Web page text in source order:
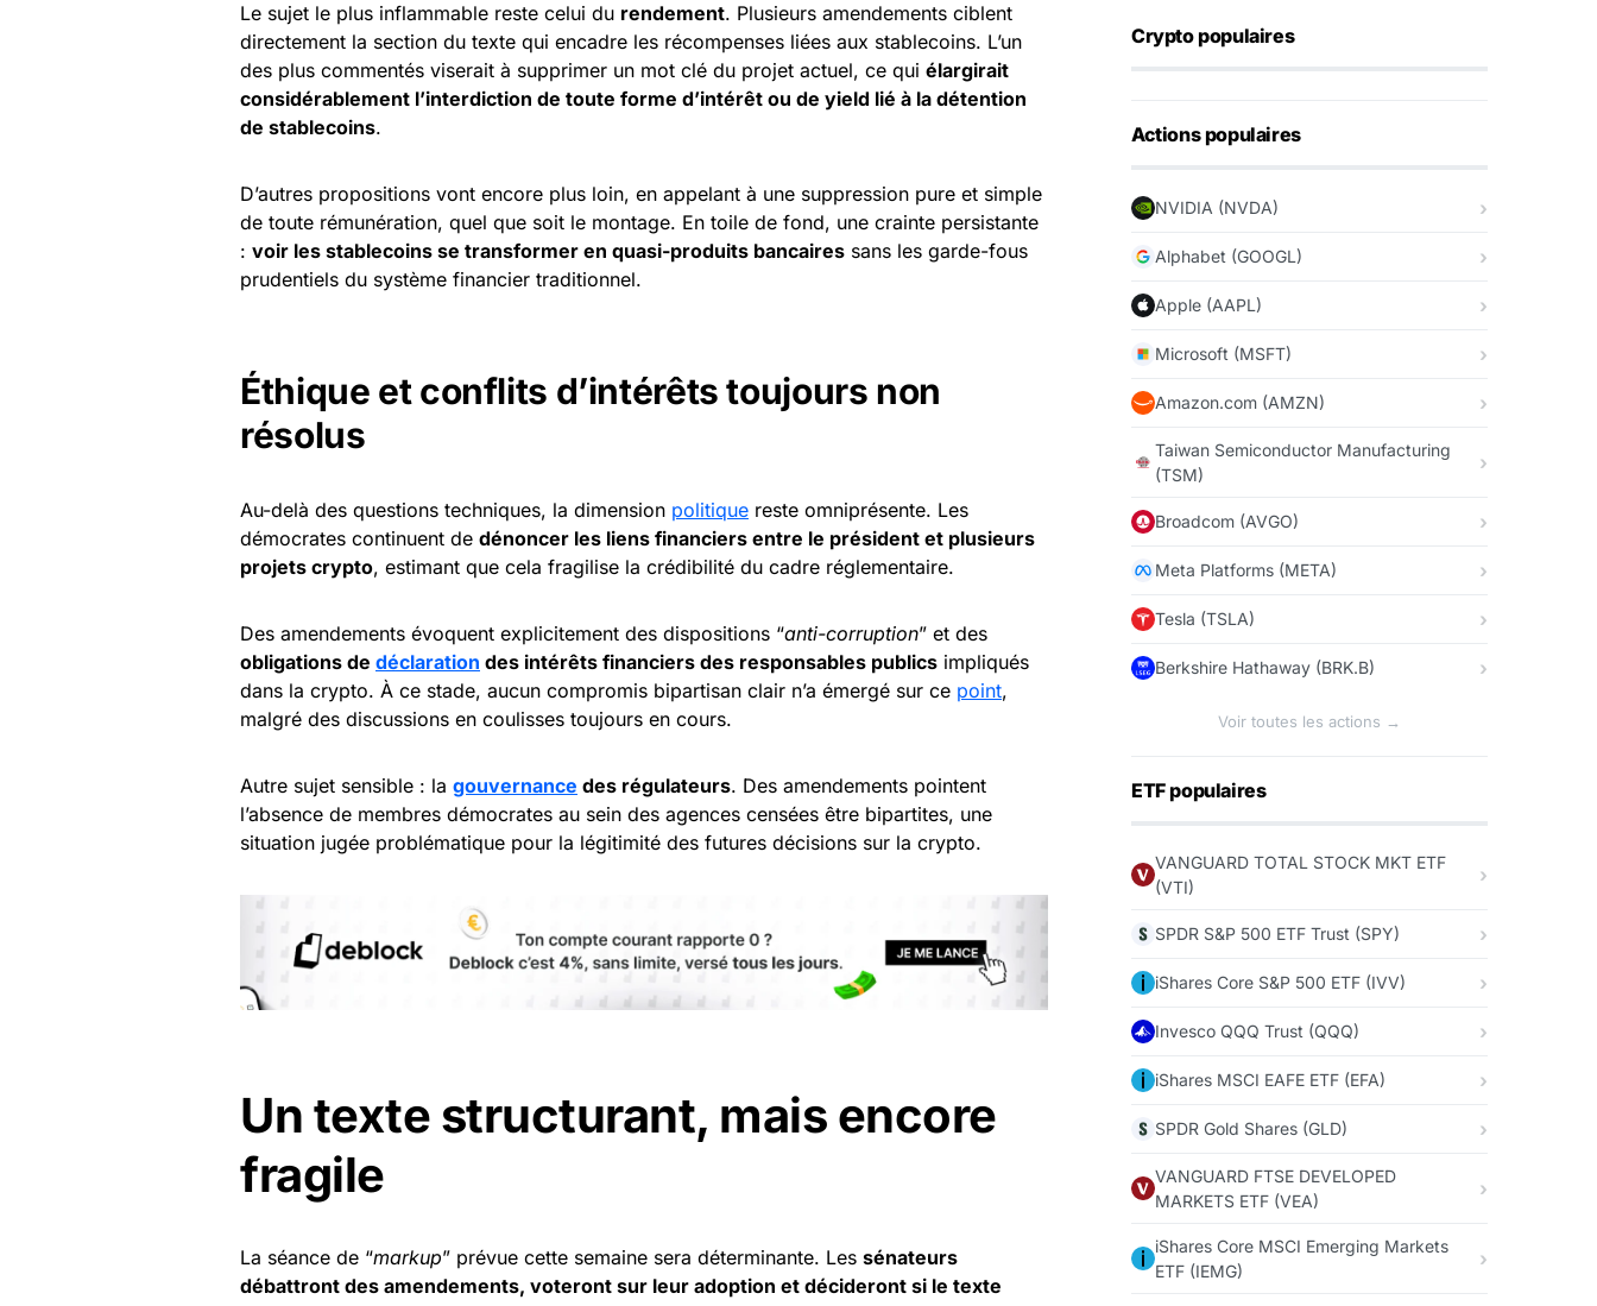
Le sujet le plus inflammable reste celui du rendement. Plusieurs amendements ciblent
directement la section du texte qui encadre les récompenses liées aux stablecoins. L’un
des plus commentés viserait à supprimer un mot clé du projet actuel, ce qui élargirait
considérablement l’interdiction de toute forme d’intérêt ou de yield lié à la détention
de stablecoins.
D’autres propositions vont encore plus loin, en appelant à une suppression pure et simple
de toute rémunération, quel que soit le montage. En toile de fond, une crainte persistante
: voir les stablecoins se transformer en quasi-produits bancaires sans les garde-fous
prudentiels du système financier traditionnel.
Éthique et conflits d’intérêts toujours non
résolus
Au-delà des questions techniques, la dimension politique reste omniprésente. Les
démocrates continuent de dénoncer les liens financiers entre le président et plusieurs
projets crypto, estimant que cela fragilise la crédibilité du cadre réglementaire.
Des amendements évoquent explicitement des dispositions “anti-corruption” et des
obligations de déclaration des intérêts financiers des responsables publics impliqués
dans la crypto. À ce stade, aucun compromis bipartisan clair n’a émergé sur ce point,
malgré des discussions en coulisses toujours en cours.
Autre sujet sensible : la gouvernance des régulateurs. Des amendements pointent
l’absence de membres démocrates au sein des agences censées être bipartites, une
situation jugée problématique pour la légitimité des futures décisions sur la crypto.
Un texte structurant, mais encore
fragile
La séance de “markup” prévue cette semaine sera déterminante. Les sénateurs
débattront des amendements, voteront sur leur adoption et décideront si le texte
Crypto populaires
Actions populaires
NVIDIA (NVDA)
Alphabet (GOOGL)
Apple (AAPL)
Microsoft (MSFT)
Amazon.com (AMZN)
Taiwan Semiconductor Manufacturing
(TSM)
Broadcom (AVGO)
Meta Platforms (META)
Tesla (TSLA)
Berkshire Hathaway (BRK.B)
Voir toutes les actions →
ETF populaires
VANGUARD TOTAL STOCK MKT ETF
(VTI)
SPDR S&P 500 ETF Trust (SPY)
iShares Core S&P 500 ETF (IVV)
Invesco QQQ Trust (QQQ)
iShares MSCI EAFE ETF (EFA)
SPDR Gold Shares (GLD)
VANGUARD FTSE DEVELOPED
MARKETS ETF (VEA)
iShares Core MSCI Emerging Markets
ETF (IEMG)